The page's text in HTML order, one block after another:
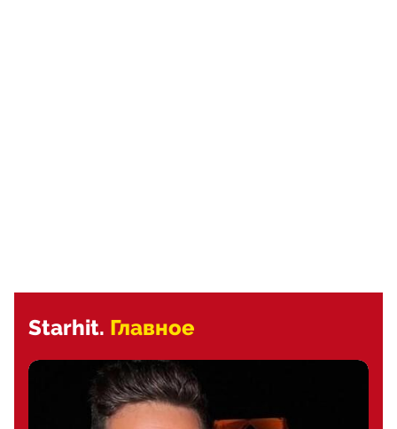
Starhit. Главное